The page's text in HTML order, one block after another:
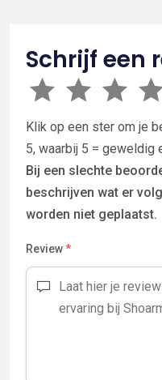
Schrijf een
Klik op een ster om je
5, waarbij 5 = geweldig
Bij een slechte
beschrijven wat er
worden niet geplaatst.
Review*